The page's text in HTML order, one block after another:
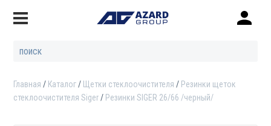
Главная Каталог Щетки стеклоочистителя
Резинки щеток
стеклоочистителя Siger
Резинки SIGER 26/66 /черный/